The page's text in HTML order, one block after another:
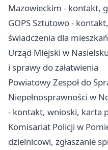
Mazowieckim - kontakt,
GOPS Sztutowo -
świadczenia dla
Urząd Miejski w
i sprawy do załatwienia
Powiatowy Zespoł do
Niepełnosprawności w
- kontakt, wnioski, karta
Komisariat Policji w
dzielnicowi, zgłaszanie